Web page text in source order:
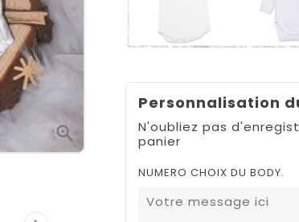

Personnalisation
N'oubliez pas
panier
NUMERO CHOIX DU BODY.